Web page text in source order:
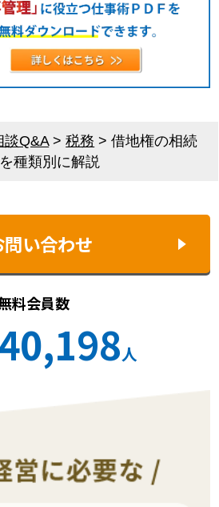
談Q&A>税務 >借地権の相続
種類別に解説
問い合わせ
料会員数
人